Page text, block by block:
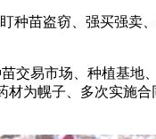
苗盗窃、强买强卖
易市场、种植基地
为幌子、多次实施